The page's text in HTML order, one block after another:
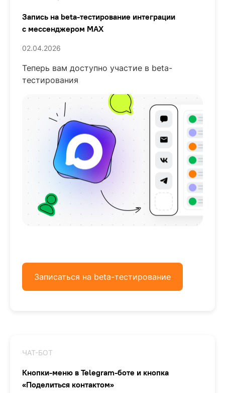
Запись на beta-тестирование интеграции
с мессенджером MAX
02.04.2026
Теперь вам доступно участие в beta-
тестирования
Записаться на beta-тестирование
ЧАТ-БОТ
Кнопки-меню в Telegram-боте и кнопка
«Поделиться контактом»